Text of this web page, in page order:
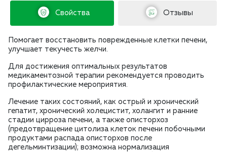
Свойства Отзывы
Помогает восстановить поврежденные клетки печени,
улучшает текучесть желчи.
Для достижения оптимальных результатов
медикаментозной терапии рекомендуется проводить
профилактические мероприятия.
Лечение таких состояний, как острый и хронический
гепатит, хронический холецистит, холангит и ранние
стадии цирроза печени, а также описторхоз
(предотвращение цитолиза клеток печени побочными
продуктами распада описторхов после
дегельминтизации); возможна нормализация